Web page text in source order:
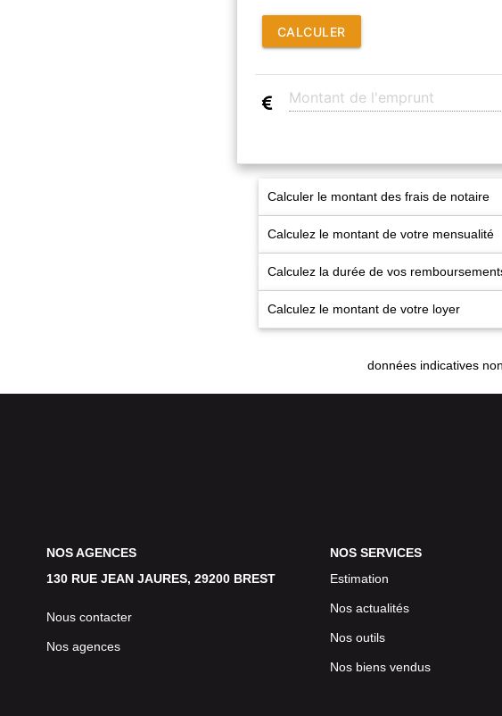
CALCULER
Calculer le montant des frais de notaire
Calculez le montant de votre mensualité
Calculez la durée de vos
Calculez le montant de votre loyer
données indicatives
NOS AGENCES
130 RUE JEAN JAURES, 29200 BREST
Nous contacter
Nos agences
NOS SERVICES
Estimation
Nos actualités
Nos outils
Nos biens vendus